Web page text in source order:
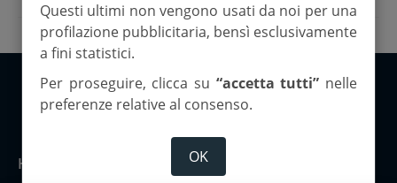
Copyright 2026 ©Corriere Cesenate
Home
Questi ultimi non vengono usati da noi per una
profilazione pubblicitaria, bensì esclusivamente
a fini statistici.
Per proseguire, clicca su “accetta tutti” nelle
preferenze relative al consenso.
OK